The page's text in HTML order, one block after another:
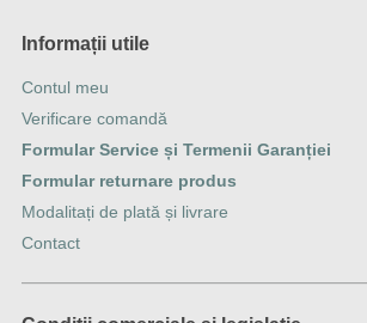
Informații utile
Contul meu
Verificare comandă
Formular Service și Termenii Garanției
Formular returnare produs
Modalitați de plată și livrare
Contact